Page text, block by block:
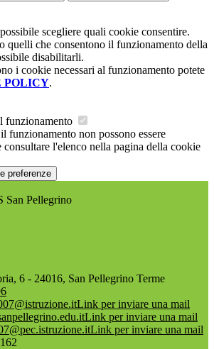
scegliere quali cookie consentire.
quelli che consentono il funzionamento della
disabilitarli.
i cookie necessari al funzionamento potete
POLICY.
funzionamento
funzionamento non possono essere
l'elenco nella pagina della cookie
preferenze
San Pellegrino
6 - 24016, San Pellegrino Terme
Link per inviare una mail
Link per inviare una mail
Link per inviare una mail